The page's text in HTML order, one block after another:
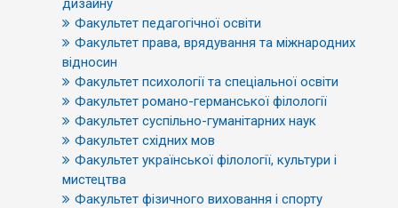
дизайну
Факультет педагогічної освіти
Факультет права, врядування та міжнародних
відносин
Факультет психології та спеціальної освіти
Факультет романо-германської філології
Факультет суспільно-гуманітарних наук
Факультет східних мов
Факультет української філології, культури і
мистецтва
Факультет фізичного виховання і спорту